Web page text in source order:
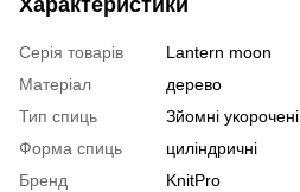
Серія товарів
Lantern moon
Матеріал
дерево
Тип спиць
Зйомні укорочені
Форма спиць
циліндричні
Бренд
KnitPro